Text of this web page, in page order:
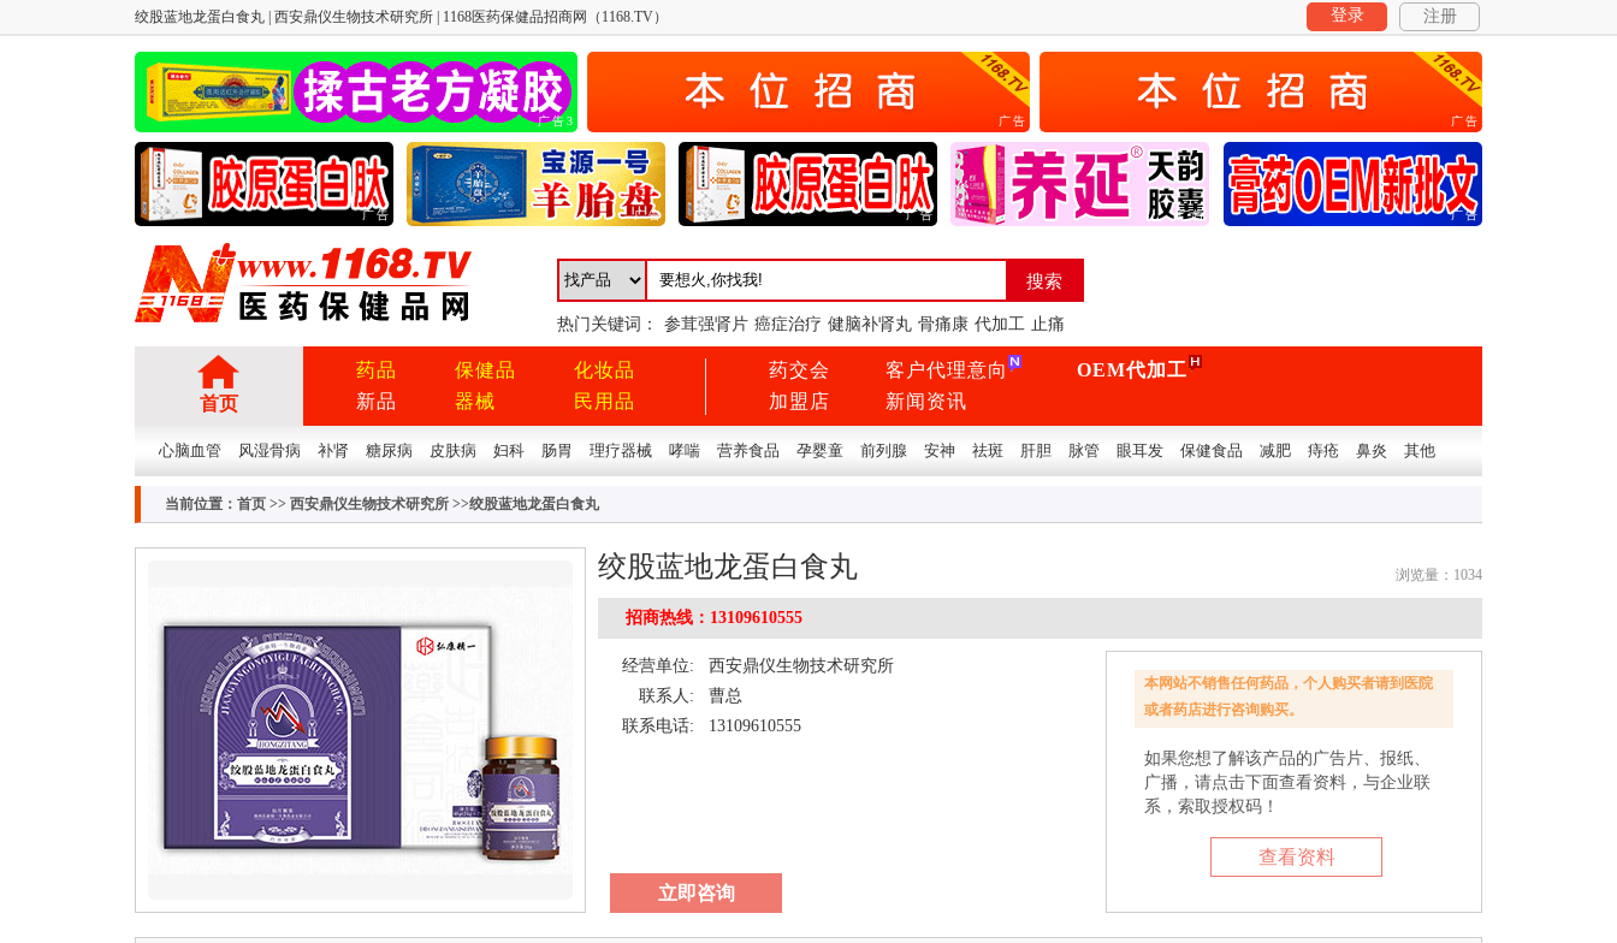
绞股蓝地龙蛋白食丸 | 西安鼎仪生物技术研究所 | 1168医药保健品招商网（1168.TV） 登录 注册
广告3 广告 广告
广告 广告 广告 广告 广告
热门关键词： 参茸强肾片 癌症治疗 健脑补肾丸 骨痛康 代加工 止痛
首页
药品
新品
保健品
器械
化妆品
民用品
药交会
加盟店
客户代理意向
新闻资讯
OEM代加工
心脑血管 风湿骨病 补肾 糖尿病 皮肤病 妇科 肠胃 理疗器械 哮喘 营养食品 孕婴童 前列腺 安神 祛斑 肝胆 脉管 眼耳发 保健食品 减肥 痔疮 鼻炎 其他
当前位置： 首页 >> 西安鼎仪生物技术研究所 >>绞股蓝地龙蛋白食丸
绞股蓝地龙蛋白食丸 浏览量：1034
招商热线：13109610555
经营单位:
西安鼎仪生物技术研究所
联系人:
曹总
联系电话:
13109610555
立即咨询
本网站不销售任何药品，个人购买者请到医院
或者药店进行咨询购买。
如果您想了解该产品的广告片、报纸、
广播，请点击下面查看资料，与企业联
系，索取授权码！
查看资料